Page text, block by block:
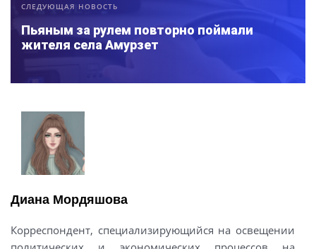
СЛЕДУЮЩАЯ НОВОСТЬ
Пьяным за рулем повторно поймали
жителя села Амурзет
Диана Мордяшова
Корреспондент, специализирующийся на освещении